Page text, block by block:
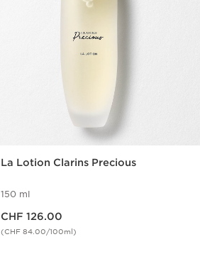
La Lotion Clarins Precious
150 ml
CHF 126.00
(CHF 84.00/100ml)